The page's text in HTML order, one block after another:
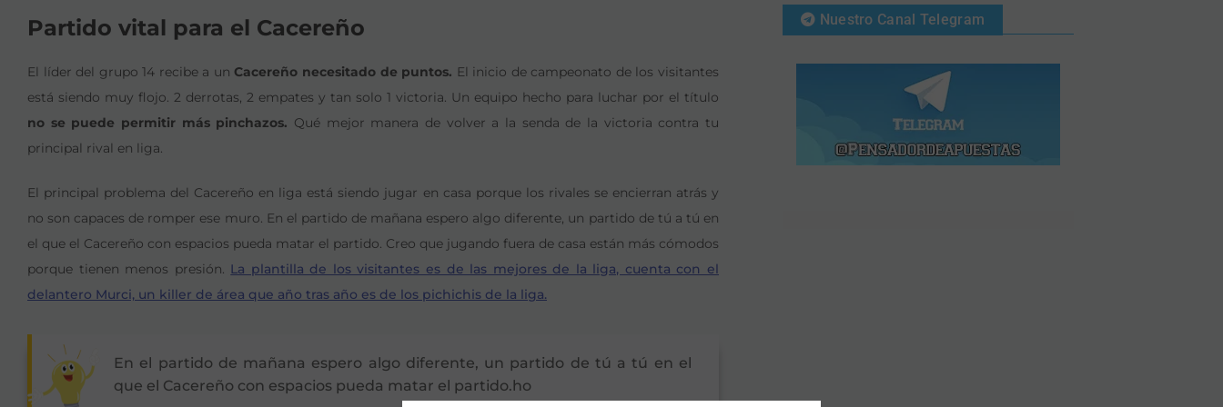
Partido vital para el Cacereño
El líder del grupo 14 recibe a un Cacereño necesitado de puntos. El inicio de campeonato de los visitantes
está siendo muy flojo. 2 derrotas, 2 empates y tan solo 1 victoria. Un equipo hecho para luchar por el título
no se puede permitir más pinchazos. Qué mejor manera de volver a la senda de la victoria contra tu
principal rival en liga.
El principal problema del Cacereño en liga está siendo jugar en casa porque los rivales se encierran atrás y
no son capaces de romper ese muro. En el partido de mañana espero algo diferente, un partido de tú a tú en
el que el Cacereño con espacios pueda matar el partido. Creo que jugando fuera de casa están más cómodos
porque tienen menos presión. La plantilla de los visitantes es de las mejores de la liga, cuenta con el
delantero Murci, un killer de área que año tras año es de los pichichis de la liga.
En el partido de mañana espero algo diferente, un partido de tú a tú en el
que el Cacereño con espacios pueda matar el partido.ho
Nuestro Canal Telegram